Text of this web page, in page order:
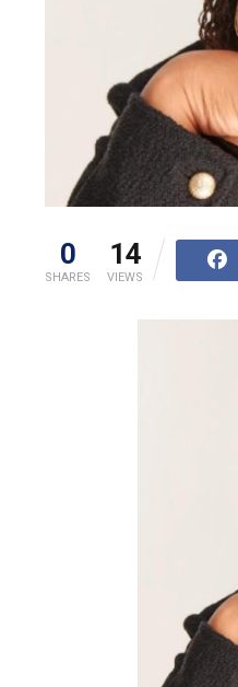
0
SHARES
14
VIEWS